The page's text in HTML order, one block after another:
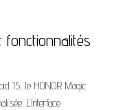
fonctionnalités
15, le HONOR Magic
L’interface